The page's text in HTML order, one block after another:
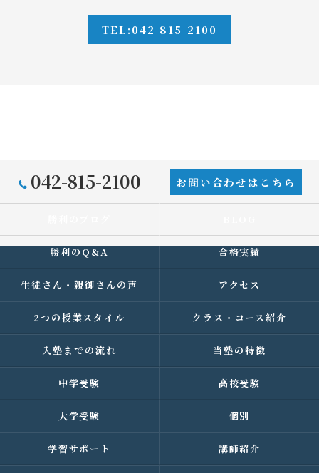
TEL:042-815-2100
042-815-2100 お問い合わせはこちら
勝利のQ&A 合格実績
生徒さん・親御さんの声 アクセス
2つの授業スタイル クラス・コース紹介
入塾までの流れ 当塾の特徴
中学受験 高校受験
大学受験 個別
学習サポート 講師紹介